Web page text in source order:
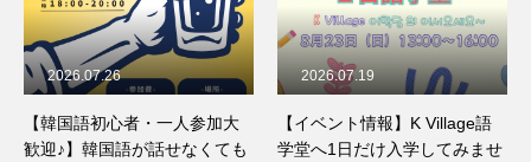
【イベント情報】K Village語
学堂へ1日だけ入学してみませ
2026.07.19
韓国料理「ポッサム」とは？
ほっとくだけで簡単！手作り
2026.07.18